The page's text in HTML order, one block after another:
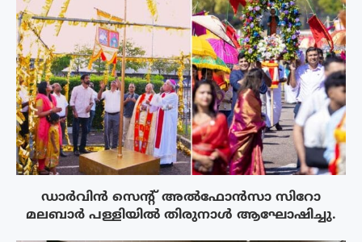
ഡാർവിൻ സെന്റ് അൽഫോൻസാ സിറോ
മലബാർ പള്ളിയിൽ തിരുനാൾ ആഘോഷിച്ചു.